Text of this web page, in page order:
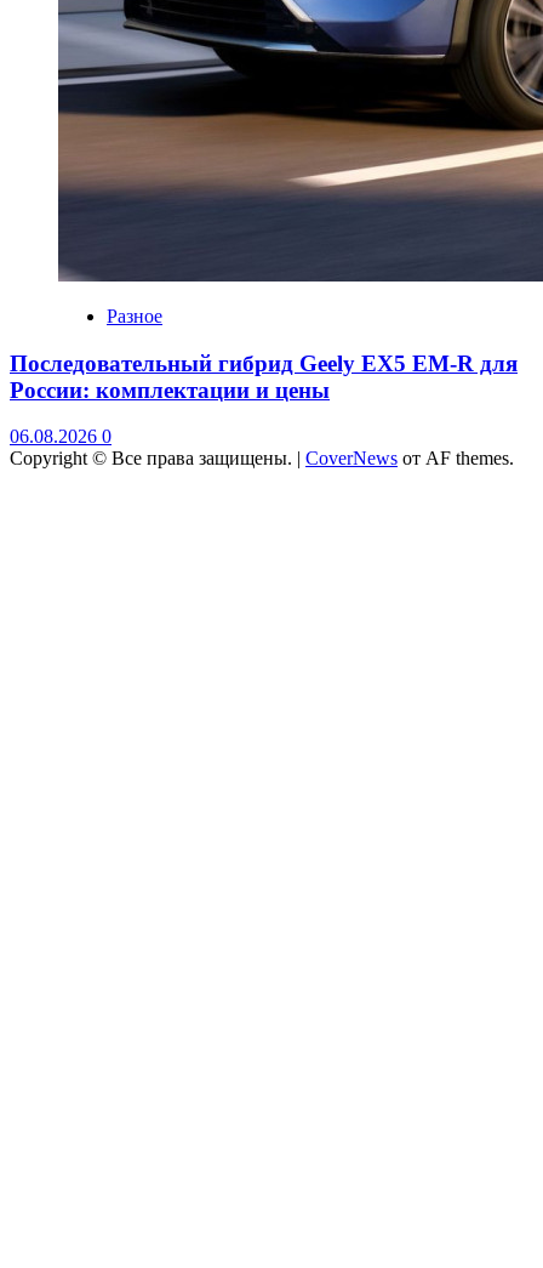
Разное
Последовательный гибрид Geely EX5 EM-R для
России: комплектации и цены
06.08.2026 0
Copyright © Все права защищены. | CoverNews от AF themes.